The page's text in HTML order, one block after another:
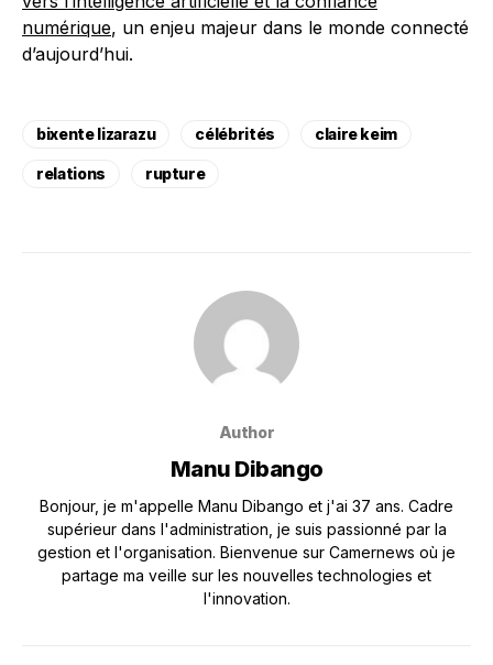
numérique, un enjeu majeur dans le monde connecté
d’aujourd’hui.
bixente lizarazu célébrités claire keim
relations rupture
Author
Manu Dibango
Bonjour, je m'appelle Manu Dibango et j'ai 37 ans. Cadre
supérieur dans l'administration, je suis passionné par la
gestion et l'organisation. Bienvenue sur Camernews où je
partage ma veille sur les nouvelles technologies et
l'innovation.